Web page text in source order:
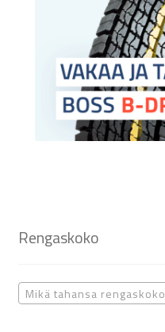
Rengaskoko
Mikä tahansa rengaskoko